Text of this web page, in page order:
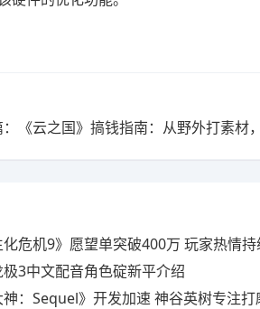
化危机9》愿望单突破400万 玩家热情
3中文配音角色碇新平介绍
神：Sequel》开发加速 神谷英树专注